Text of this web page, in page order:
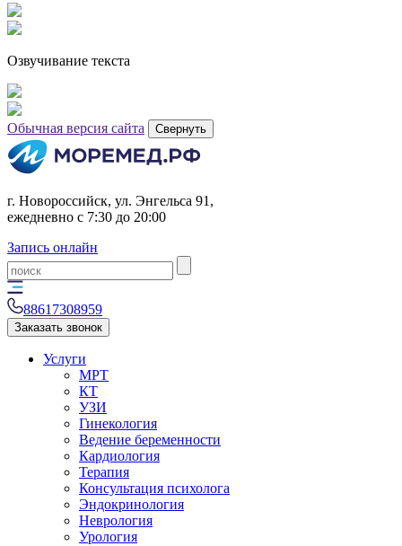
Озвучивание текста
Обычная версия сайта Свернуть
г. Новороссийск, ул. Энгельса 91,
ежедневно с 7:30 до 20:00
Запись онлайн
88617308959
Заказать звонок
Услуги
МРТ
КТ
УЗИ
Гинекология
Ведение беременности
Кардиология
Терапия
Консультация психолога
Эндокринология
Неврология
Урология